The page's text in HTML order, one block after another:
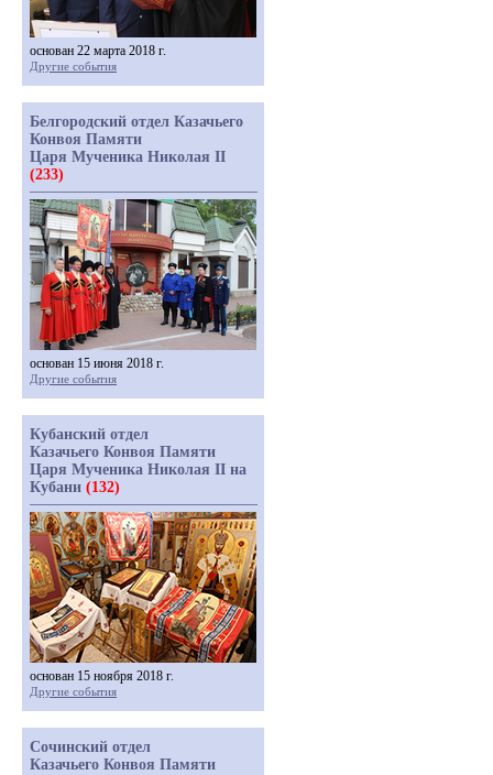
основан 22 марта 2018 г.
Другие события
Белгородский отдел Казачьего
Конвоя Памяти
Царя Мученика Николая II
(233)
основан 15 июня 2018 г.
Другие события
Кубанский отдел
Казачьего Конвоя Памяти
Царя Мученика Николая II на
Кубани (132)
основан 15 ноября 2018 г.
Другие события
Сочинский отдел
Казачьего Конвоя Памяти